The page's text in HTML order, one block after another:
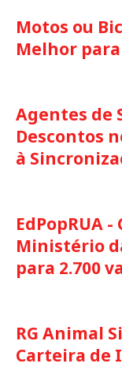
Motos ou
Melhor para
Agentes de
Descontos
à
EdPopRUA
Ministério
para 2.700
RG Animal
Carteira de